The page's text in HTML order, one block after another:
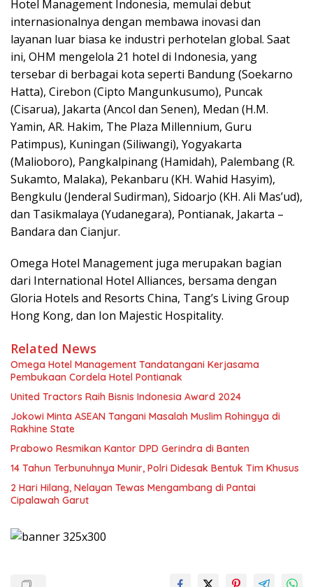
Hotel Management Indonesia, memulai debut
internasionalnya dengan membawa inovasi dan
layanan luar biasa ke industri perhotelan global. Saat
ini, OHM mengelola 21 hotel di Indonesia, yang
tersebar di berbagai kota seperti Bandung (Soekarno
Hatta), Cirebon (Cipto Mangunkusumo), Puncak
(Cisarua), Jakarta (Ancol dan Senen), Medan (H.M.
Yamin, AR. Hakim, The Plaza Millennium, Guru
Patimpus), Kuningan (Siliwangi), Yogyakarta
(Malioboro), Pangkalpinang (Hamidah), Palembang (R.
Sukamto, Malaka), Pekanbaru (KH. Wahid Hasyim),
Bengkulu (Jenderal Sudirman), Sidoarjo (KH. Ali Mas’ud),
dan Tasikmalaya (Yudanegara), Pontianak, Jakarta –
Bandara dan Cianjur.
Omega Hotel Management juga merupakan bagian
dari International Hotel Alliances, bersama dengan
Gloria Hotels and Resorts China, Tang’s Living Group
Hong Kong, dan Ion Majestic Hospitality.
Related News
Omega Hotel Management Tandatangani Kerjasama
Pembukaan Cordela Hotel Pontianak
United Tractors Raih Bisnis Indonesia Award 2024
Jokowi Minta ASEAN Tangani Masalah Muslim Rohingya di
Rakhine State
Prabowo Resmikan Kantor DPD Gerindra di Banten
14 Tahun Terbunuhnya Munir, Polri Didesak Bentuk Tim Khusus
2 Hari Hilang, Nelayan Tewas Mengambang di Pantai
Cipalawah Garut